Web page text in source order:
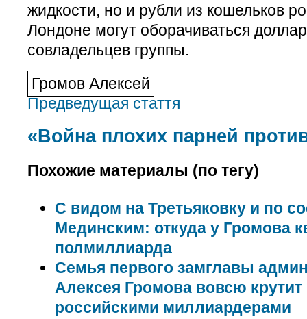
жидкости, но и рубли из кошельков
Лондоне могут оборачиваться
совладельцев группы.
Громов Алексей
Предведущая стаття
«Война плохих парней
Похожие материалы (по тегу)
С видом на Третьяковку и по
Мединским: откуда у Громова
полмиллиарда
Семья первого замглавы
Алексея Громова вовсю крутит
российскими миллиардерами